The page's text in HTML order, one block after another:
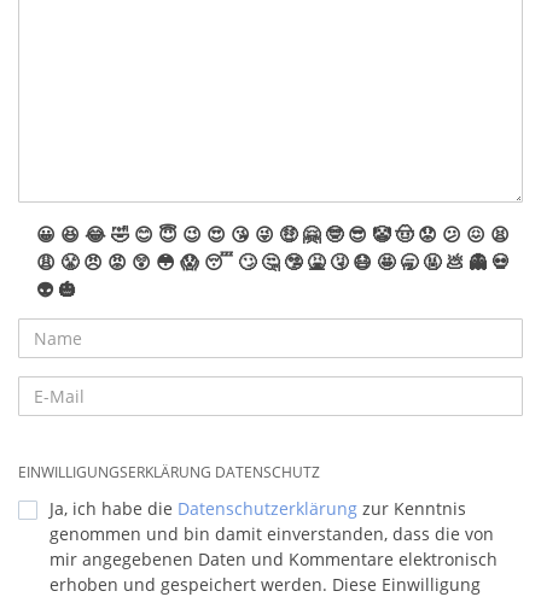
😀 😆 😂🤣 😊 😇 😉 😍 😘 😜 🤑 🤗 🤓 😎 🤡🤠 😟 😕 😖 😫
😩 😤 😠 😡 😲 😳 😱 😴 🙄 🤔 🤥 🤮 🤧 😷 🤩 🥱 🤬 💩 👻 💀
👽 🎃
EINWILLIGUNGSERKLÄRUNG DATENSCHUTZ
Ja, ich habe die Datenschutzerklärung zur Kenntnis
genommen und bin damit einverstanden, dass die von
mir angegebenen Daten und Kommentare elektronisch
erhoben und gespeichert werden. Diese Einwilligung